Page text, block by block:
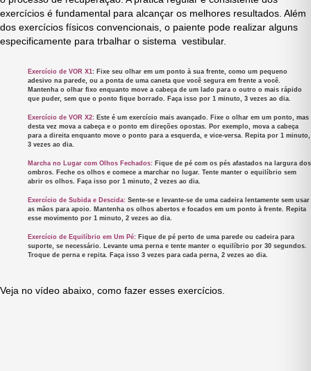
exercícios é fundamental para alcançar os melhores resultados. Além
dos exercícios físicos convencionais, o paiente pode realizar alguns
especificamente para trbalhar o sistema vestibular.
Exercício de VOR X1 : Fixe seu olhar em um ponto à sua frente, como um pequeno
adesivo na parede, ou a ponta de uma caneta que você segura em frente a você.
Mantenha o olhar fixo enquanto move a cabeça de um lado para o outro o mais rápido
que puder, sem que o ponto fique borrado. Faça isso por 1 minuto, 3 vezes ao dia.
Exercício de VOR X2: Este é um exercício mais avançado. Fixe o olhar em um ponto, mas
desta vez mova a cabeça e o ponto em direções opostas. Por exemplo, mova a cabeça
para a direita enquanto move o ponto para a esquerda, e vice-versa. Repita por 1 minuto,
3 vezes ao dia.
Marcha no Lugar com Olhos Fechados: Fique de pé com os pés afastados na largura dos
ombros. Feche os olhos e comece a marchar no lugar. Tente manter o equilíbrio sem
abrir os olhos. Faça isso por 1 minuto, 2 vezes ao dia.
Exercício de Subida e Descida: Sente-se e levante-se de uma cadeira lentamente sem usar
as mãos para apoio. Mantenha os olhos abertos e focados em um ponto à frente. Repita
esse movimento por 1 minuto, 2 vezes ao dia.
Exercício de Equilíbrio em Um Pé: Fique de pé perto de uma parede ou cadeira para
suporte, se necessário. Levante uma perna e tente manter o equilíbrio por 30 segundos.
Troque de perna e repita. Faça isso 3 vezes para cada perna, 2 vezes ao dia.
Veja no vídeo abaixo, como fazer esses exercícios.